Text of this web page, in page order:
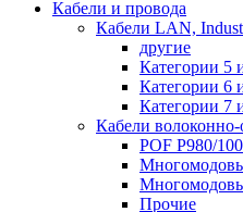
Кабели и провода
Кабели LAN,
другие
Категории 5
Категории 6
Категории 7
Кабели волоконно-
POF P980/
Прочие